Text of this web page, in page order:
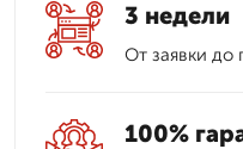
3 недели
От заявки до
100%